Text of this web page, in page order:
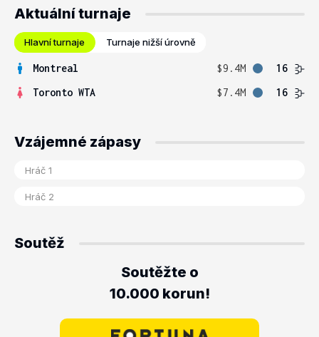
Aktuální turnaje
Hlavní turnaje Turnaje nižší úrovně
Montreal $9.4M
16
Toronto WTA
$7.4M 16
Vzájemné zápasy
Soutěž
Soutěžte o
10.000 korun!